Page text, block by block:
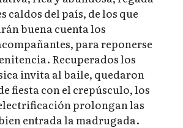
caldos del país, de los que
buena cuenta los
para reponerse
Recuperados los
invita al baile, quedaron
fiesta con el crepúsculo, los
prolongan las
entrada la madrugada.